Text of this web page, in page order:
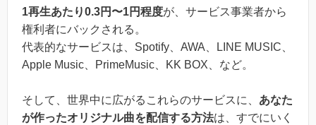
1再生あたり0.3円〜1円程度が、サービス事業者から
権利者にバックされる。
代表的なサービスは、Spotify、AWA、LINE MUSIC、
Apple Music、PrimeMusic、KK BOX、など。
そして、世界中に広がるこれらのサービスに、 あなた
が作ったオリジナル曲を配信する方法は、すでにいく